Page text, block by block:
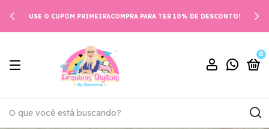
USE O CUPOM PRIMEIRACOMPRA PARA TER 10% DE DESCONTO!
0